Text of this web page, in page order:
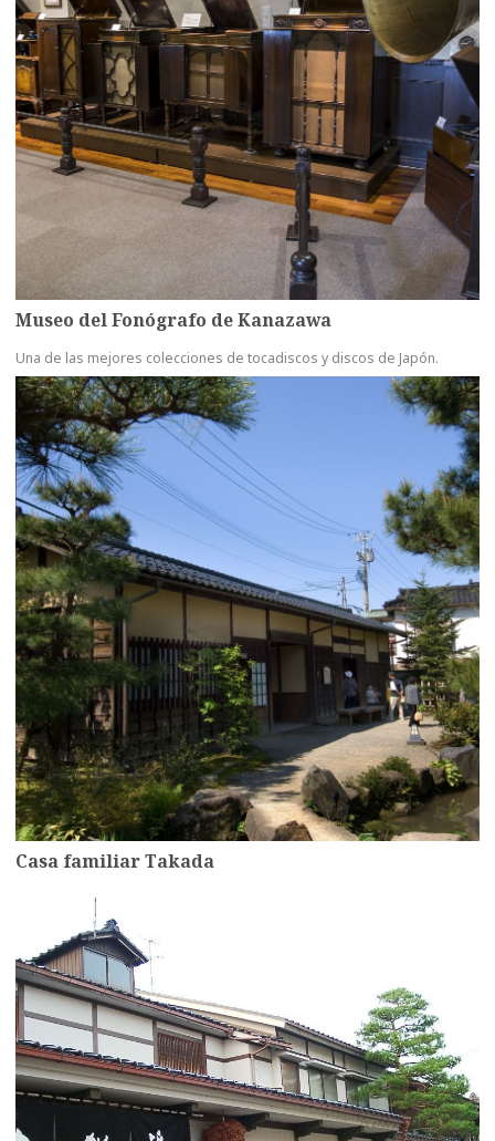
Museo del Fonógrafo de Kanazawa
Una de las mejores colecciones de tocadiscos y discos de Japón.
Casa familiar Takada
more